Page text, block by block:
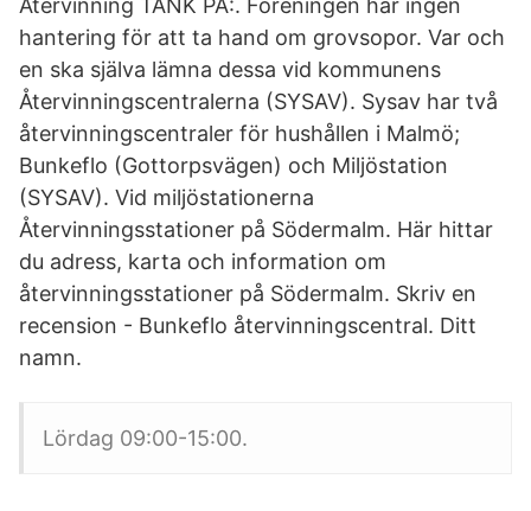
Återvinning TÄNK PÅ:. Föreningen har ingen
hantering för att ta hand om grovsopor. Var och
en ska själva lämna dessa vid kommunens
Återvinningscentralerna (SYSAV). Sysav har två
återvinningscentraler för hushållen i Malmö;
Bunkeflo (Gottorpsvägen) och Miljöstation
(SYSAV). Vid miljöstationerna
Återvinningsstationer på Södermalm. Här hittar
du adress, karta och information om
återvinningsstationer på Södermalm. Skriv en
recension - Bunkeflo återvinningscentral. Ditt
namn.
Lördag 09:00-15:00.